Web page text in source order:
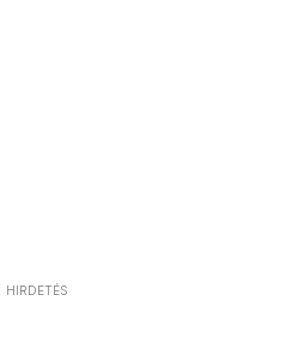
HIRDETÉS